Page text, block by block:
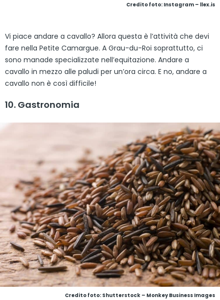
Credito foto: Instagram – llex.is
Vi piace andare a cavallo? Allora questa è l’attività che devi
fare nella Petite Camargue. A Grau-du-Roi soprattutto, ci
sono manade specializzate nell’equitazione. Andare a
cavallo in mezzo alle paludi per un’ora circa. E no, andare a
cavallo non è così difficile!
10. Gastronomia
Credito foto: Shutterstock – Monkey Business Images